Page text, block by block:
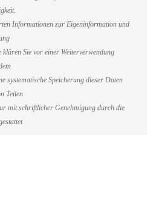
Informationen zur Eigeninformation und
klären Sie vor einer Weiterverwendung
systematische Speicherung dieser Daten
Teilen
mit schriftlicher Genehmigung durch die